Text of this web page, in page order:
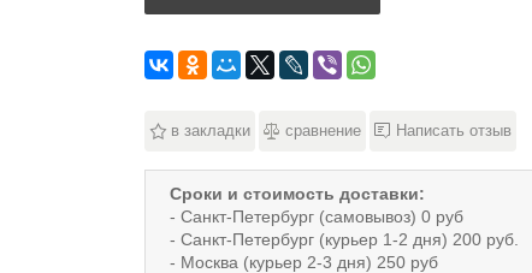
в закладки сравнение Написать отзыв
Сроки и стоимость доставки:
- Санкт-Петербург (самовывоз) 0 руб
- Санкт-Петербург (курьер 1-2 дня) 200 руб.
- Москва (курьер 2-3 дня) 250 руб